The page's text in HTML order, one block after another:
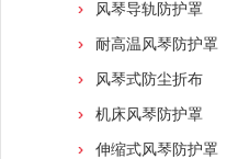
风琴导轨防护罩
耐高温风琴防护罩
风琴式防尘折布
机床风琴防护罩
伸缩式风琴防护罩